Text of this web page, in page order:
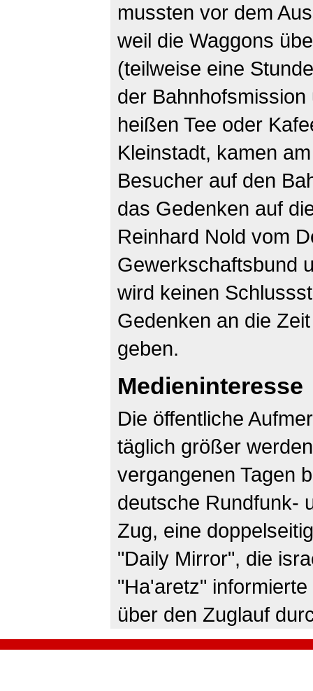
mussten vor dem
weil die Waggons
(teilweise eine
der
heißen Tee oder
Kleinstadt, kamen
Besucher auf den
das Gedenken auf
Reinhard Nold vom
Gewerkschaftsbund
wird keinen
Gedenken an die
geben.
Medieninteresse
Die öffentliche
täglich größer
vergangenen Tagen
deutsche Rundfunk-
Zug, eine
"Daily Mirror", die
"Ha'aretz"
über den Zuglauf